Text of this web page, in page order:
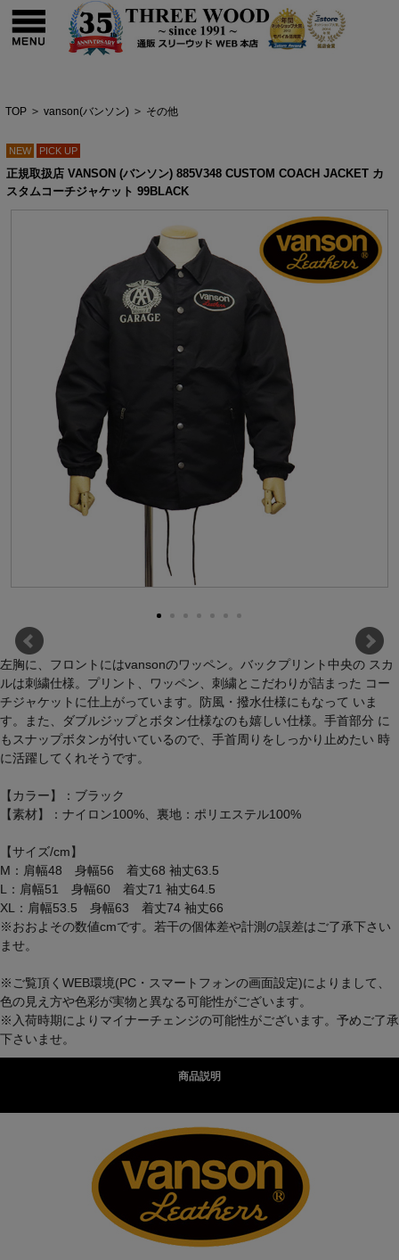
TOP > vanson(バンソン) > その他
NEW PICK UP
正規取扱店 VANSON (バンソン) 885V348 CUSTOM COACH JACKET カ
スタムコーチジャケット 99BLACK
左胸に、フロントにはvansonのワッペン。バックプリント中央の スカ
ルは刺繍仕様。プリント、ワッペン、刺繍とこだわりが詰まった コー
チジャケットに仕上がっています。防風・撥水仕様にもなって いま
す。また、ダブルジップとボタン仕様なのも嬉しい仕様。手首部分 に
もスナップボタンが付いているので、手首周りをしっかり止めたい 時
に活躍してくれそうです。
【カラー】：ブラック
【素材】：ナイロン100%、裏地：ポリエステル100%
【サイズ/cm】
M：肩幅48 身幅56 着丈68 袖丈63.5
L：肩幅51 身幅60 着丈71 袖丈64.5
XL：肩幅53.5 身幅63 着丈74 袖丈66
※おおよその数値cmです。若干の個体差や計測の誤差はご了承下さい
ませ。
※ご覧頂くWEB環境(PC・スマートフォンの画面設定)によりまして、
色の見え方や色彩が実物と異なる可能性がございます。
※入荷時期によりマイナーチェンジの可能性がございます。予めご了承
下さいませ。
商品説明